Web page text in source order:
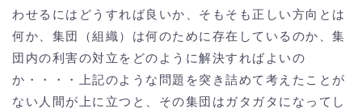
わせるにはどうすれば良いか、そもそも正しい方向とは
何か、集団（組織）は何のために存在しているのか、集
団内の利害の対立をどのように解決すればよいの
か・・・・上記のような問題を突き詰めて考えたことが
ない人間が上に立つと、その集団はガタガタになってし